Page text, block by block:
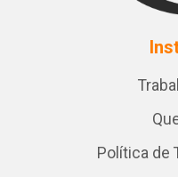
Política de